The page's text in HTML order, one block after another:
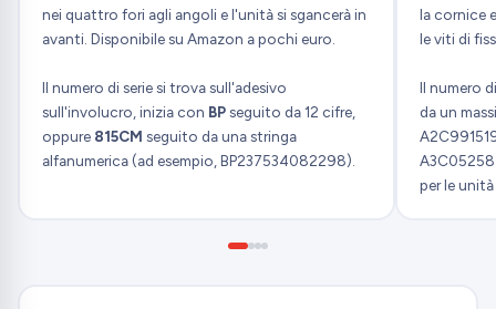
nei quattro fori agli angoli e l'unità si sgancerà in
avanti. Disponibile su Amazon a pochi euro.
Il numero di serie si trova sull'adesivo
sull'involucro, inizia con BPseguito da 12 cifre,
oppure 815CM seguito da una stringa
alfanumerica (ad esempio, BP237534082298).
la cornice
le viti di
Il numero
da un
per le